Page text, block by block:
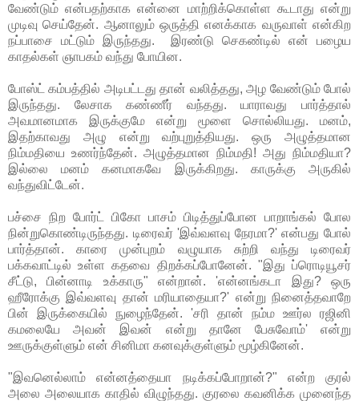
வேண்டும் என்பதற்காக என்னை மாற்றிக்கொள்ள கூடாது என்று
முடிவு செய்தேன். ஆனாலும் ஒருத்தி எனக்காக வருவாள் என்கிற
நப்பாசை மட்டும் இருந்தது. இரண்டு செகண்டில் என் பழைய
காதல்கள் ஞாபகம் வந்து போயின.
போஸ்ட் கம்பத்தில் அடிபட்டது தான் வலித்தது, அழ வேண்டும் போல்
இருந்தது. லேசாக கண்ணீர் வந்தது. யாராவது பார்த்தால்
அவமானமாக இருக்குமே என்று மூளை சொல்லியது. மனம்,
இதற்காவது அழு என்று வற்புறுத்தியது. ஒரு அழுத்தமான
நிம்மதியை உணர்ந்தேன். அழுத்தமான நிம்மதி! அது நிம்மதியா?
இல்லை மனம் கனமாகவே இருக்கிறது. காருக்கு அருகில்
வந்துவிட்டேன்.
பச்சை நிற போர்ட் பிகோ பாசம் பிடித்துப்போன பாறாங்கல் போல
நின்றுகொண்டிருந்தது. டிரைவர் 'இவ்வளவு நேரமா?' என்பது போல்
பார்த்தான். காரை முன்புறம் வழுயாக சுற்றி வந்து டிரைவர்
பக்கவாட்டில் உள்ள கதவை திறக்கப்போனேன். "இது ப்ரொடியூசர்
சீட்டு, பின்னாடி உக்காரு" என்றான். 'என்னங்கடா இது? ஒரு
ஹீரோக்கு இவ்வளவு தான் மரியாதையா?' என்று நினைத்தவாறே
பின் இருக்கையில் நுழைந்தேன். 'சரி தான் நம்ம ஊர்ல ரஜினி
கமலையே அவன் இவன் என்று தானே பேசுவோம்' என்று
ஊருக்குள்ளும் என் சினிமா கனவுக்குள்ளும் மூழ்கினேன்.
"இவனெல்லாம் என்னத்தையா நடிக்கப்போறான்?" என்ற குரல்
அலை அலையாக காதில் விழுந்தது. குரலை கவனிக்க முனைந்த